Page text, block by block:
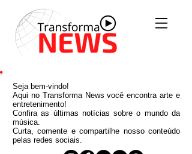
Seja bem-vindo!
Aqui no Transforma News você encontra arte e
entretenimento!
Confira as últimas notícias sobre o mundo da
música.
Curta, comente e compartilhe nosso conteúdo
pelas redes sociais.